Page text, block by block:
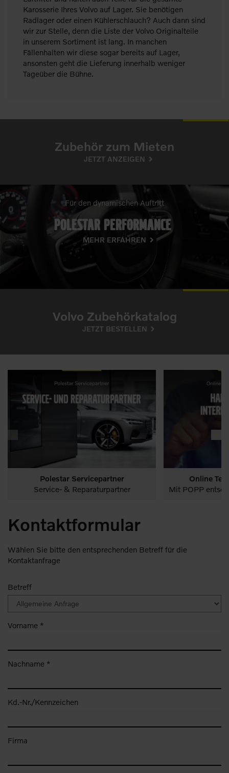
Karosserie Ihres Volvo auf Lager. Sie benötigen
Radlager oder einen Kühlerschlauch? Auch dann sind
wir zur Stelle, denn die Liste der Volvo Originalteile
in unserem Sortiment ist lang. In manchen
Fällenhalten wir diese sogar bereits auf Lager,
ansonsten geht die Lieferung innerhalb weniger
Tageüber die Bühne.
Zubehör zum Mieten
JETZT ANZEIGEN
Für den dynamischen Auftritt
polestar performance
MEHR ERFAHREN
Volvo Zubehörkatalog
JETZT BESTELLEN
Leistungen Startseite
Polestar Servicepartner
Service- & Reparaturpartner
Volvo
Volvo Plug-in Hybrid
Leistungen
Online
Mit POPP entscheiden Sie sich
Kontaktformular
Wählen Sie bitte den entsprechenden Betreff für die
Kontaktanfrage
Betreff
Vorname *
Nachname *
Kd.-Nr./Kennzeichen
Firma